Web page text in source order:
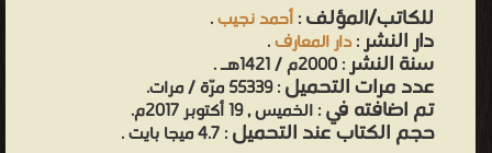
للكاتب/المؤلف:أحمد نجيب.
دار النشر:دار المعارف.
سنة النشر: 2000م / 1421هـ .
عدد مرات التحميل: 55339 مرّة / مرات.
تم اضافته في: الخميس , 19 أكتوبر 2017م.
حجم الكتاب عند التحميل: 4.7 ميجا بايت .